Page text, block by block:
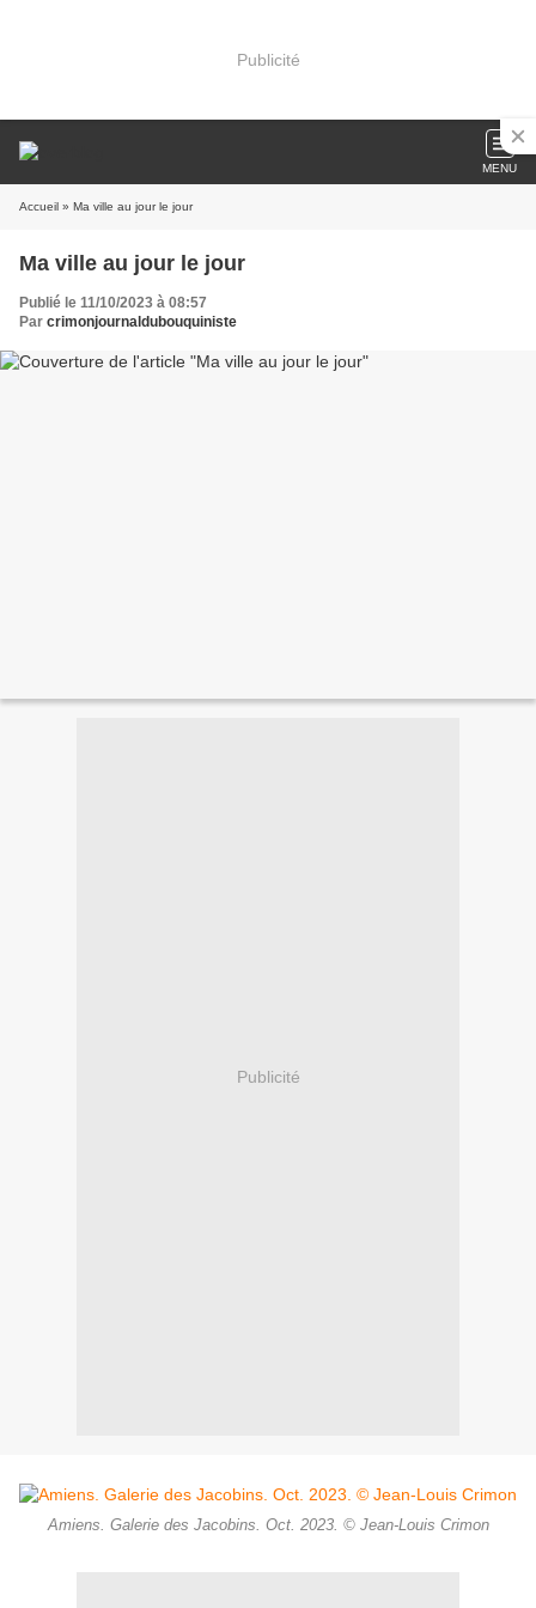
Publicité
MENU
Accueil » Ma ville au jour le jour
Ma ville au jour le jour
Publié le 11/10/2023 à 08:57
Par crimonjournaldubouquiniste
Publicité
Amiens. Galerie des Jacobins. Oct. 2023. © Jean-Louis Crimon